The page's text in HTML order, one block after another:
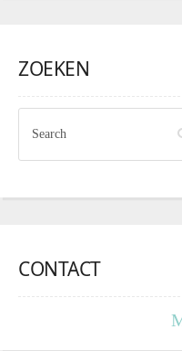
ZOEKEN
CONTACT